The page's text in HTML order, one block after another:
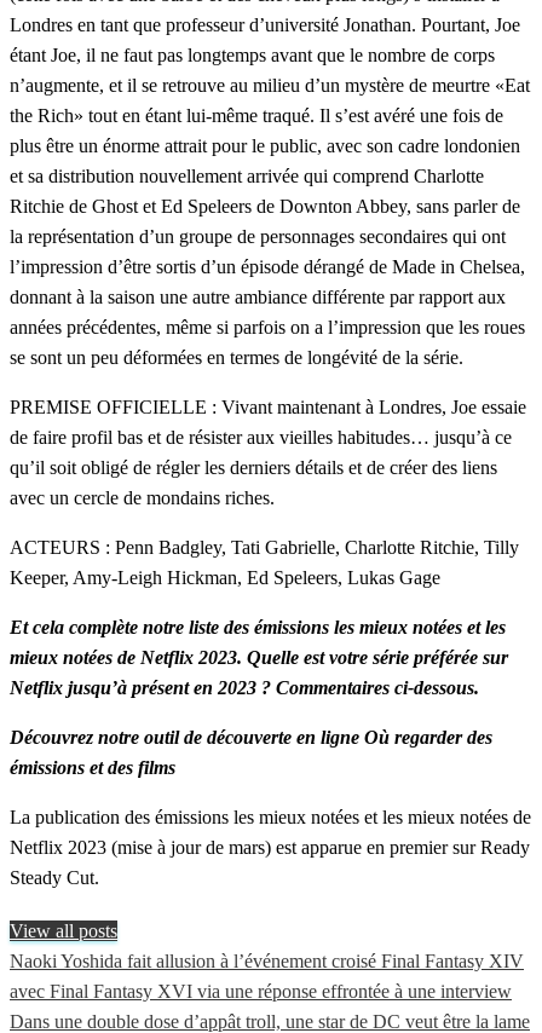
Londres en tant que professeur d’université Jonathan. Pourtant, Joe
étant Joe, il ne faut pas longtemps avant que le nombre de corps
n’augmente, et il se retrouve au milieu d’un mystère de meurtre «Eat
the Rich» tout en étant lui-même traqué. Il s’est avéré une fois de
plus être un énorme attrait pour le public, avec son cadre londonien
et sa distribution nouvellement arrivée qui comprend Charlotte
Ritchie de Ghost et Ed Speleers de Downton Abbey, sans parler de
la représentation d’un groupe de personnages secondaires qui ont
l’impression d’être sortis d’un épisode dérangé de Made in Chelsea,
donnant à la saison une autre ambiance différente par rapport aux
années précédentes, même si parfois on a l’impression que les roues
se sont un peu déformées en termes de longévité de la série.
PREMISE OFFICIELLE : Vivant maintenant à Londres, Joe essaie
de faire profil bas et de résister aux vieilles habitudes… jusqu’à ce
qu’il soit obligé de régler les derniers détails et de créer des liens
avec un cercle de mondains riches.
ACTEURS : Penn Badgley, Tati Gabrielle, Charlotte Ritchie, Tilly
Keeper, Amy-Leigh Hickman, Ed Speleers, Lukas Gage
Et cela complète notre liste des émissions les mieux notées et les
mieux notées de Netflix 2023. Quelle est votre série préférée sur
Netflix jusqu’à présent en 2023 ? Commentaires ci-dessous.
Découvrez notre outil de découverte en ligne Où regarder des
émissions et des films
La publication des émissions les mieux notées et les mieux notées de
Netflix 2023 (mise à jour de mars) est apparue en premier sur Ready
Steady Cut.
View all posts
Navigation
de
Previous
Post
Naoki Yoshida fait allusion à l’événement croisé Final Fantasy XIV
avec Final Fantasy XVI via une réponse effrontée à une interview
Next
Dans une double dose d’appât troll, une star de DC veut être la lame